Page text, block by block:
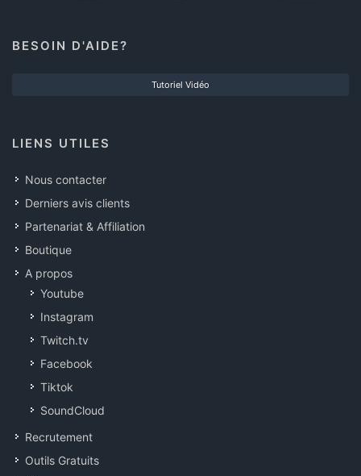
BESOIN D'AIDE?
Tutoriel Vidéo
LIENS UTILES
Nous contacter
Derniers avis clients
Partenariat & Affiliation
Boutique
A propos
Youtube
Instagram
Twitch.tv
Facebook
Tiktok
SoundCloud
Recrutement
Outils Gratuits